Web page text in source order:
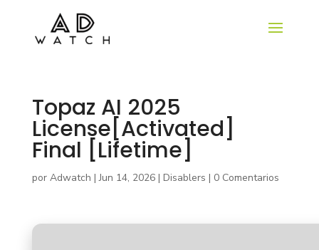
Topaz AI 2025
License[Activated]
Final [Lifetime]
por Adwatch |Jun 14, 2026| Disablers | 0 Comentarios